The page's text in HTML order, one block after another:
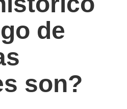
de
son?